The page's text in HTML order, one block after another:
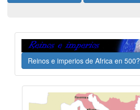
Reinos e imperios de Africa en 500?